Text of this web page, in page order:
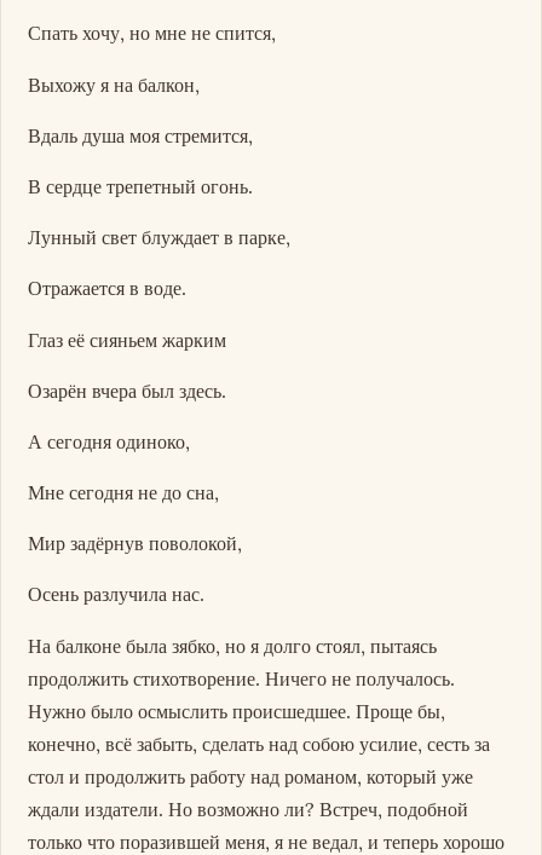
Спать хочу, но мне не спится,
Выхожу я на балкон,
Вдаль душа моя стремится,
В сердце трепетный огонь.
Лунный свет блуждает в парке,
Отражается в воде.
Глаз её сияньем жарким
Озарён вчера был здесь.
А сегодня одиноко,
Мне сегодня не до сна,
Мир задёрнув поволокой,
Осень разлучила нас.
На балконе была зябко, но я долго стоял, пытаясь
продолжить стихотворение. Ничего не получалось.
Нужно было осмыслить происшедшее. Проще бы,
конечно, всё забыть, сделать над собою усилие, сесть за
стол и продолжить работу над романом, который уже
ждали издатели. Но возможно ли? Встреч, подобной
только что поразившей меня, я не ведал, и теперь хорошо